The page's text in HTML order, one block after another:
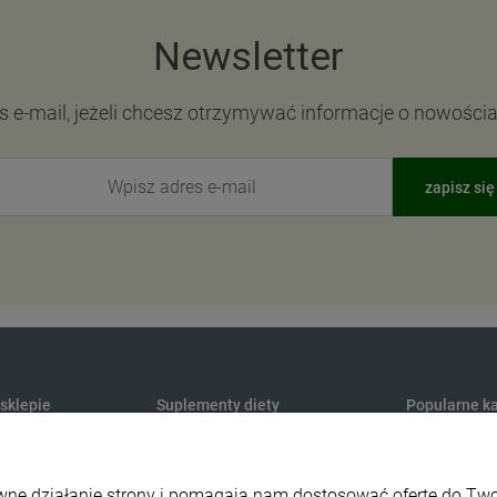
Newsletter
e-mail, jeżeli chcesz otrzymywać informacje o
zapisz się
Suplementy diety Popularne